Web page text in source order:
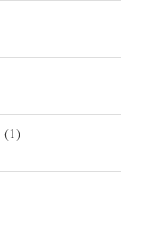
(1)